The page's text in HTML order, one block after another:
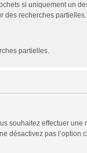
si uniquement un
des recherches partielles.
partielles.
souhaitez effectuer une
désactivez pas l’option